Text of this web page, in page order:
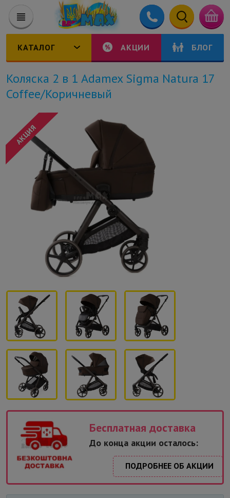
КАТАЛОГ АКЦИИ БЛОГ
Коляска 2 в 1 Adamex Sigma Natura 17
Coffee/Коричневый
Бесплатная доставка
До конца акции осталось:
ПОДРОБНЕЕ ОБ АКЦИИ